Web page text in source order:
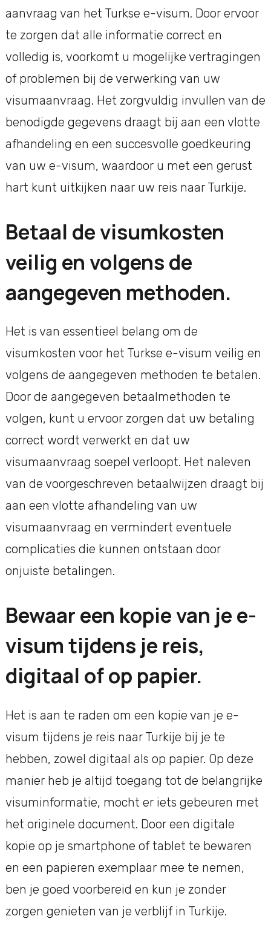
aanvraag van het Turkse e-visum. Door ervoor
te zorgen dat alle informatie correct en
volledig is, voorkomt u mogelijke vertragingen
of problemen bij de verwerking van uw
visumaanvraag. Het zorgvuldig invullen van de
benodigde gegevens draagt bij aan een vlotte
afhandeling en een succesvolle goedkeuring
van uw e-visum, waardoor u met een gerust
hart kunt uitkijken naar uw reis naar Turkije.
Betaal de visumkosten
veilig en volgens de
aangegeven methoden.
Het is van essentieel belang om de
visumkosten voor het Turkse e-visum veilig en
volgens de aangegeven methoden te betalen.
Door de aangegeven betaalmethoden te
volgen, kunt u ervoor zorgen dat uw betaling
correct wordt verwerkt en dat uw
visumaanvraag soepel verloopt. Het naleven
van de voorgeschreven betaalwijzen draagt bij
aan een vlotte afhandeling van uw
visumaanvraag en vermindert eventuele
complicaties die kunnen ontstaan door
onjuiste betalingen.
Bewaar een kopie van je e-
visum tijdens je reis,
digitaal of op papier.
Het is aan te raden om een kopie van je e-
visum tijdens je reis naar Turkije bij je te
hebben, zowel digitaal als op papier. Op deze
manier heb je altijd toegang tot de belangrijke
visuminformatie, mocht er iets gebeuren met
het originele document. Door een digitale
kopie op je smartphone of tablet te bewaren
en een papieren exemplaar mee te nemen,
ben je goed voorbereid en kun je zonder
zorgen genieten van je verblijf in Turkije.